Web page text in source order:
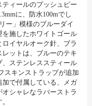
ィールのプッシュピー
に、防水100mでし
ー」模様のブルーダイ
施したホワイトゴール
イヤルオーク針、ブラ
ットは、ブルーのテキ
ステンレススティール
スキンストラップが追加
で付属している、メガ
シャレなラバーストラ